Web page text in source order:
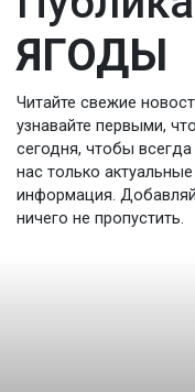
ЯГОДЫ
Читайте свежие
узнавайте первыми,
сегодня, чтобы
нас только
информация.
ничего не пропустить.